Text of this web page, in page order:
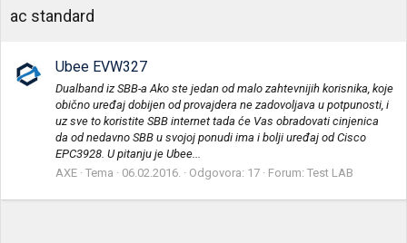
ac standard
Ubee EVW327
Dualband iz SBB-a Ako ste jedan od malo zahtevnijih korisnika, koje
obično uređaj dobijen od provajdera ne zadovoljava u potpunosti, i
uz sve to koristite SBB internet tada će Vas obradovati cinjenica
da od nedavno SBB u svojoj ponudi ima i bolji uređaj od Cisco
EPC3928. U pitanju je Ubee...
AXE Tema 06.02.2016. Odgovora: 17 Forum: Test LAB